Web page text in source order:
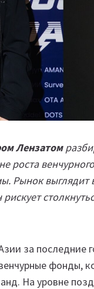
Лензатом
роста
Рынок
за последние
фонды,
На уровне